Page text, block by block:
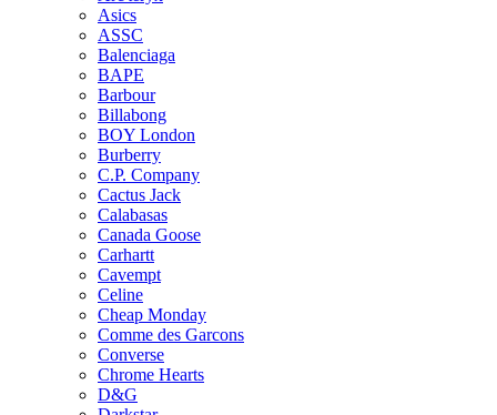
Asics
ASSC
Balenciaga
BAPE
Barbour
Billabong
BOY London
Burberry
C.P. Company
Cactus Jack
Calabasas
Canada Goose
Carhartt
Cavempt
Celine
Cheap Monday
Comme des Garcons
Converse
Chrome Hearts
D&G